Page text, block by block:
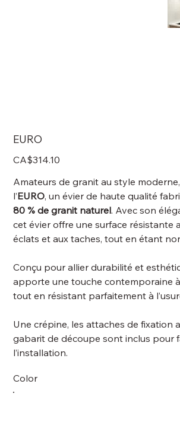
EURO
Price
CA$314.10
Amateurs de granit au style
l’EURO, un évier de haute qualité
80 % de granit naturel. Avec son
cet évier offre une surface résistante
éclats et aux taches, tout en étant
Conçu pour allier durabilité et
apporte une touche contemporaine
tout en résistant parfaitement à
Une crépine, les attaches de fixation
gabarit de découpe sont inclus pour
l’installation.
Color